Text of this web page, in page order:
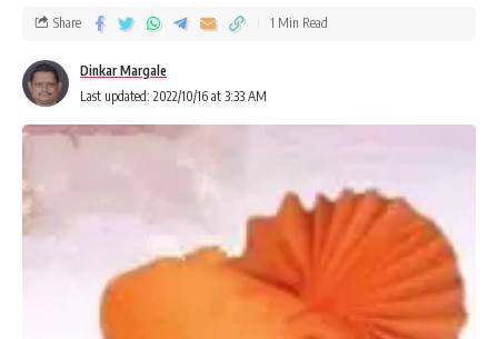
Last updated: 2022/10/16 at 3:33 AM
Dinkar Margale
Share 1 Min Read